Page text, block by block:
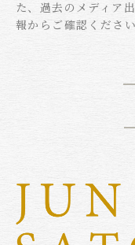
た、過去のメディア
報からご確認ください